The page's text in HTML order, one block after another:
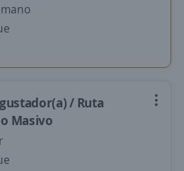
/ Ruta
Masivo